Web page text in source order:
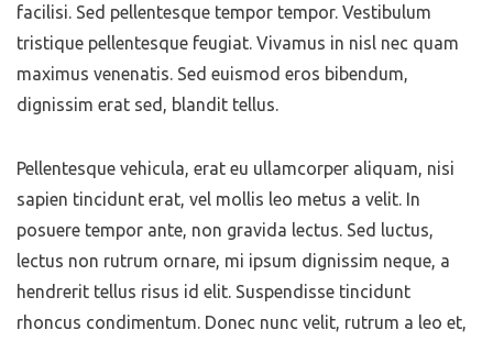
facilisi. Sed pellentesque tempor tempor. Vestibulum
tristique pellentesque feugiat. Vivamus in nisl nec quam
maximus venenatis. Sed euismod eros bibendum,
dignissim erat sed, blandit tellus.
Pellentesque vehicula, erat eu ullamcorper aliquam, nisi
sapien tincidunt erat, vel mollis leo metus a velit. In
posuere tempor ante, non gravida lectus. Sed luctus,
lectus non rutrum ornare, mi ipsum dignissim neque, a
hendrerit tellus risus id elit. Suspendisse tincidunt
rhoncus condimentum. Donec nunc velit, rutrum a leo et,